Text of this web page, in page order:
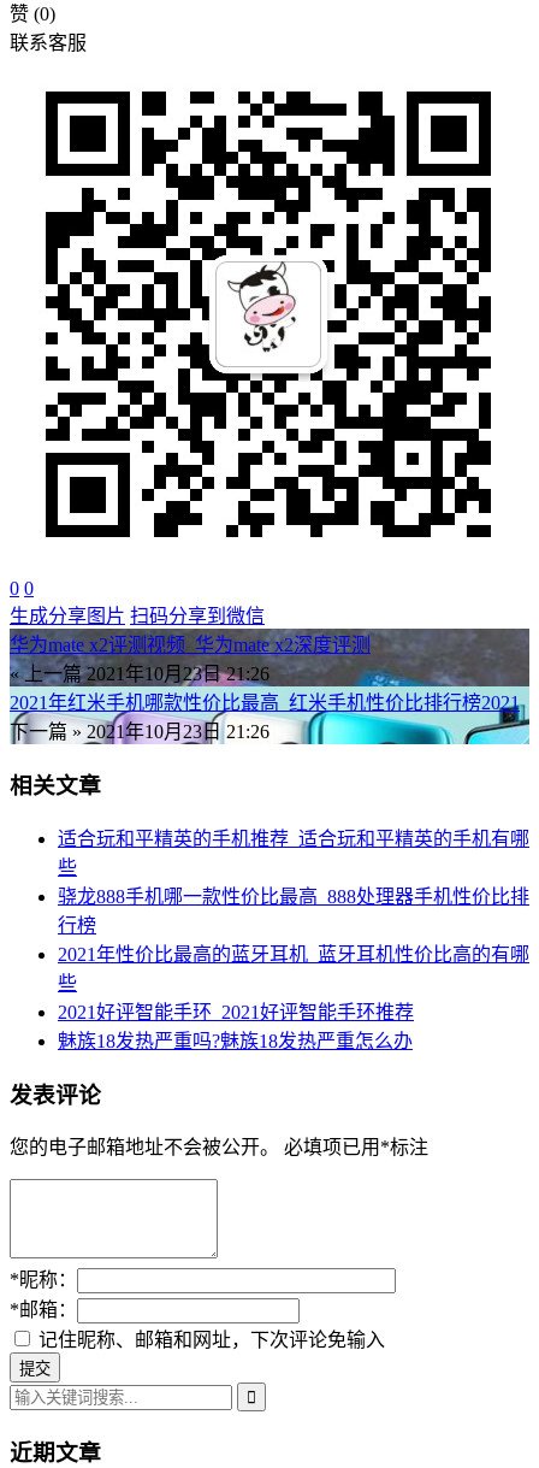
赞 (0)
联系客服
0 0
生成分享图片 扫码分享到微信
华为mate x2评测视频_华为mate x2深度评测
« 上一篇 2021年10月23日 21:26
2021年红米手机哪款性价比最高_红米手机性价比排行榜2021
下一篇 » 2021年10月23日 21:26
相关文章
适合玩和平精英的手机推荐_适合玩和平精英的手机有哪
些
骁龙888手机哪一款性价比最高_888处理器手机性价比排
行榜
2021年性价比最高的蓝牙耳机_蓝牙耳机性价比高的有哪
些
2021好评智能手环_2021好评智能手环推荐
魅族18发热严重吗?魅族18发热严重怎么办
发表评论
您的电子邮箱地址不会被公开。 必填项已用 *标注
*昵称：
*邮箱：
记住昵称、邮箱和网址，下次评论免输入
近期文章